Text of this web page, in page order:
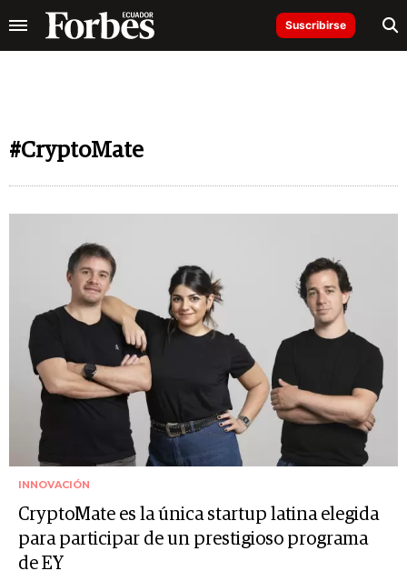
Suscribirse
#CryptoMate
INNOVACIÓN
CryptoMate es la única startup latina elegida
para participar de un prestigioso programa
de EY